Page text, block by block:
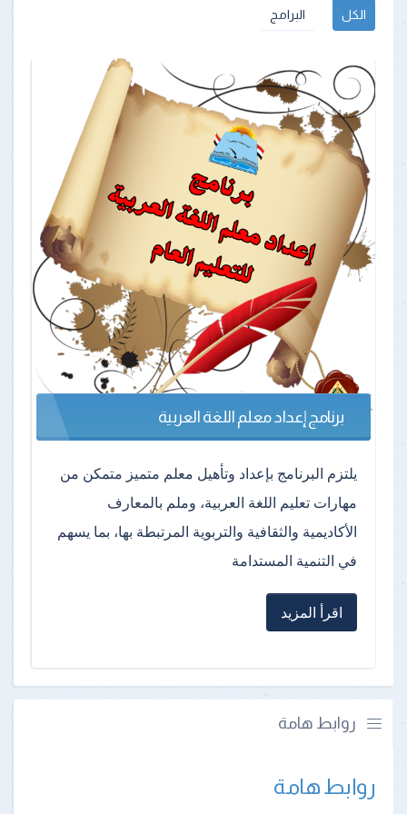
الكل البرامج
برنامج إعداد معلم اللغة العربية
يلتزم البرنامج بإعداد وتأهيل معلم متميز متمكن من
مهارات تعليم اللغة العربية، وملم بالمعارف
الأكاديمية والثقافية والتربوية المرتبطة بها، بما يسهم
في التنمية المستدامة
اقرأ المزيد
روابط هامة
روابط هامة